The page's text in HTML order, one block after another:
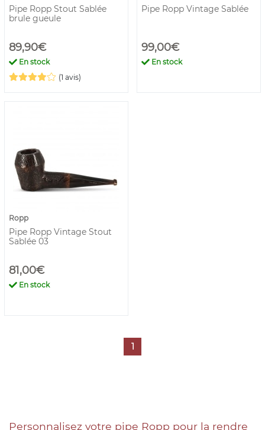
Pipe Ropp Stout Sablée
brule gueule
89,90€
En stock
(1 avis)
Pipe Ropp Vintage Sablée
99,00€
En stock
Ropp
Pipe Ropp Vintage Stout
Sablée 03
81,00€
En stock
1
Personnalisez votre pipe Ropp pour la rendre